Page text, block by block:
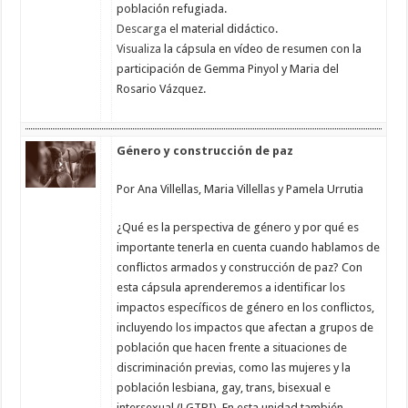
población refugiada.
Descarga el material didáctico.
Visualiza la cápsula en vídeo de resumen con la
participación de Gemma Pinyol y Maria del
Rosario Vázquez.
Género y construcción de paz
Por Ana Villellas, Maria Villellas y Pamela Urrutia
¿Qué es la perspectiva de género y por qué es
importante tenerla en cuenta cuando hablamos de
conflictos armados y construcción de paz? Con
esta cápsula aprenderemos a identificar los
impactos específicos de género en los conflictos,
incluyendo los impactos que afectan a grupos de
población que hacen frente a situaciones de
discriminación previas, como las mujeres y la
población lesbiana, gay, trans, bisexual e